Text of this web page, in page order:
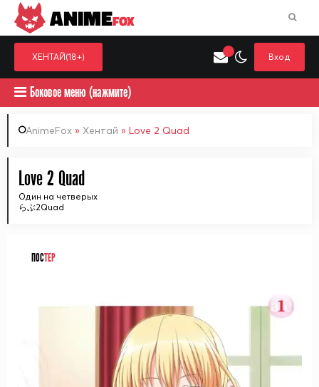
Выберите одну категорию для поиска
ANIMEFOX
ХЕНТАЙ(18+) Вход
Боковое меню (нажмите)
AnimeFox » Хентай » Love 2 Quad
Love 2 Quad
Один на четверых
らぶ2Quad
ПОСТЕР